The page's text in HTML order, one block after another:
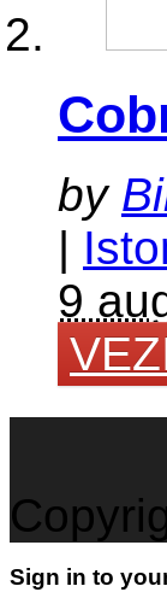
by
|
9
Sign in to